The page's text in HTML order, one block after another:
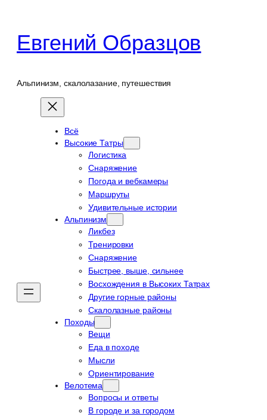
содержимому
Евгений Образцов
Альпинизм, скалолазание, путешествия
Всё
Высокие Татры
Логистика
Снаряжение
Погода и вебкамеры
Маршруты
Удивительные истории
Альпинизм
Ликбез
Тренировки
Снаряжение
Быстрее, выше, сильнее
Восхождения в Высоких Татрах
Другие горные районы
Скалолазные районы
Походы
Вещи
Еда в походе
Мысли
Ориентирование
Велотема
Вопросы и ответы
В городе и за городом